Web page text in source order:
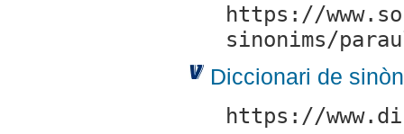
https://
sinonims/
Diccionari de
https://